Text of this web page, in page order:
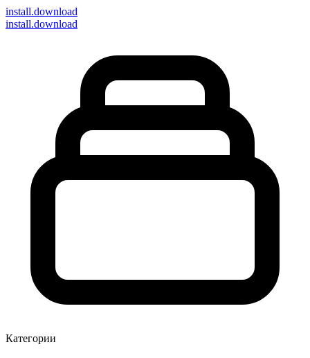
install.download
install.download
Категории